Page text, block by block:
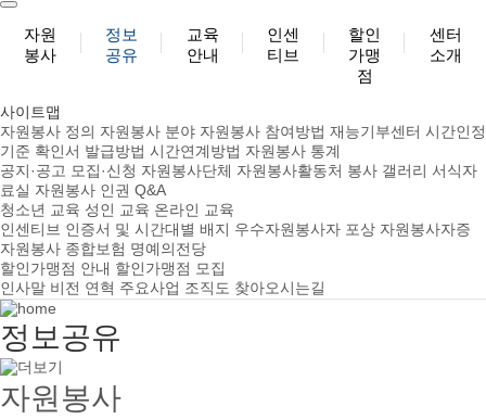
자원
봉사
정보
공유
교육
안내
인센
티브
할인
가맹
점
센터
소개
사이트맵
자원봉사 정의 자원봉사 분야 자원봉사 참여방법 재능기부센터 시간인정
기준 확인서 발급방법 시간연계방법 자원봉사 통계
공지·공고 모집·신청 자원봉사단체 자원봉사활동처 봉사 갤러리 서식자
료실 자원봉사 인권 Q&A
청소년 교육 성인 교육 온라인 교육
인센티브 인증서 및 시간대별 배지 우수자원봉사자 포상 자원봉사자증
자원봉사 종합보험 명예의전당
할인가맹점 안내 할인가맹점 모집
인사말 비전 연혁 주요사업 조직도 찾아오시는길
정보공유
자원봉사